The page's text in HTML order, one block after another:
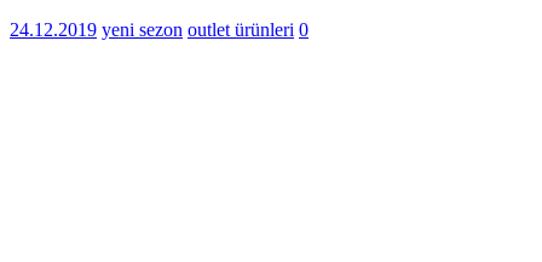
24.12.2019 yeni sezon outlet ürünleri 0